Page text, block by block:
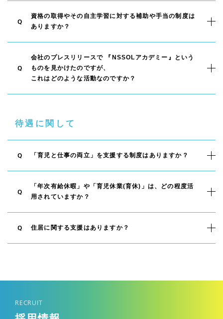
Q
資格の取得やその自主学習に対する補助や手当の制度は
ありますか？
Q
会社のプレスリリースで 『NSSOLアカデミー』という
ものを見かけたのですが、
これはどのような活動なのですか？
待遇に関して
Q 「育児と仕事の両立」を支援する制度はありますか？
Q
「年次有給休暇」や「育児休業(育休)」は、どの程度活
用されていますか？
Q 住居に関する支援はありますか？
RECRUIT